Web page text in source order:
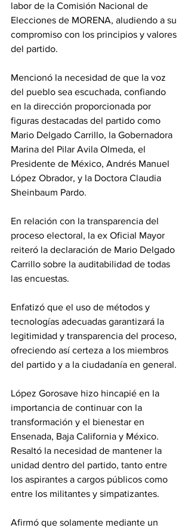
labor de la Comisión Nacional de
Elecciones de MORENA, aludiendo a su
compromiso con los principios y valores
del partido.
Mencionó la necesidad de que la voz
del pueblo sea escuchada, confiando
en la dirección proporcionada por
figuras destacadas del partido como
Mario Delgado Carrillo, la Gobernadora
Marina del Pilar Avila Olmeda, el
Presidente de México, Andrés Manuel
López Obrador, y la Doctora Claudia
Sheinbaum Pardo.
En relación con la transparencia del
proceso electoral, la ex Oficial Mayor
reiteró la declaración de Mario Delgado
Carrillo sobre la auditabilidad de todas
las encuestas.
Enfatizó que el uso de métodos y
tecnologías adecuadas garantizará la
legitimidad y transparencia del proceso,
ofreciendo así certeza a los miembros
del partido y a la ciudadanía en general.
López Gorosave hizo hincapié en la
importancia de continuar con la
transformación y el bienestar en
Ensenada, Baja California y México.
Resaltó la necesidad de mantener la
unidad dentro del partido, tanto entre
los aspirantes a cargos públicos como
entre los militantes y simpatizantes.
Afirmó que solamente mediante un